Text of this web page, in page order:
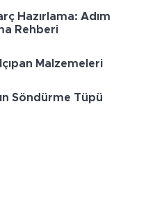
Hazırlama: Adım
Rehberi
Malzemeleri
Söndürme Tüpü